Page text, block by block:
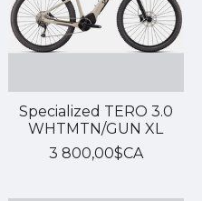
Specialized TERO 3.0
WHTMTN/GUN XL
3 800,00$CA